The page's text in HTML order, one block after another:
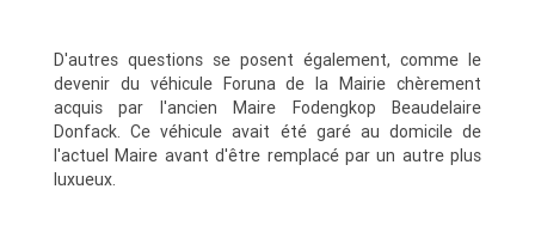
D'autres questions se posent également, comme le
devenir du véhicule Foruna de la Mairie chèrement
acquis par l'ancien Maire Fodengkop Beaudelaire
Donfack. Ce véhicule avait été garé au domicile de
l'actuel Maire avant d'être remplacé par un autre plus
luxueux.